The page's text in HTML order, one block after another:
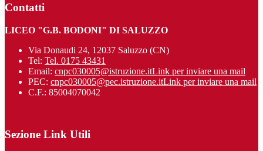
Contatti
LICEO "G.B. BODONI" DI SALUZZO
Via Donaudi 24, 12037 Saluzzo (CN)
Tel: Tel. 0175 43431
Email: cnpc030005@istruzione.itLink per inviare una mail
PEC: cnpc030005@pec.istruzione.itLink per inviare una mail
C.F.: 85004070042
Sezione Link Utili